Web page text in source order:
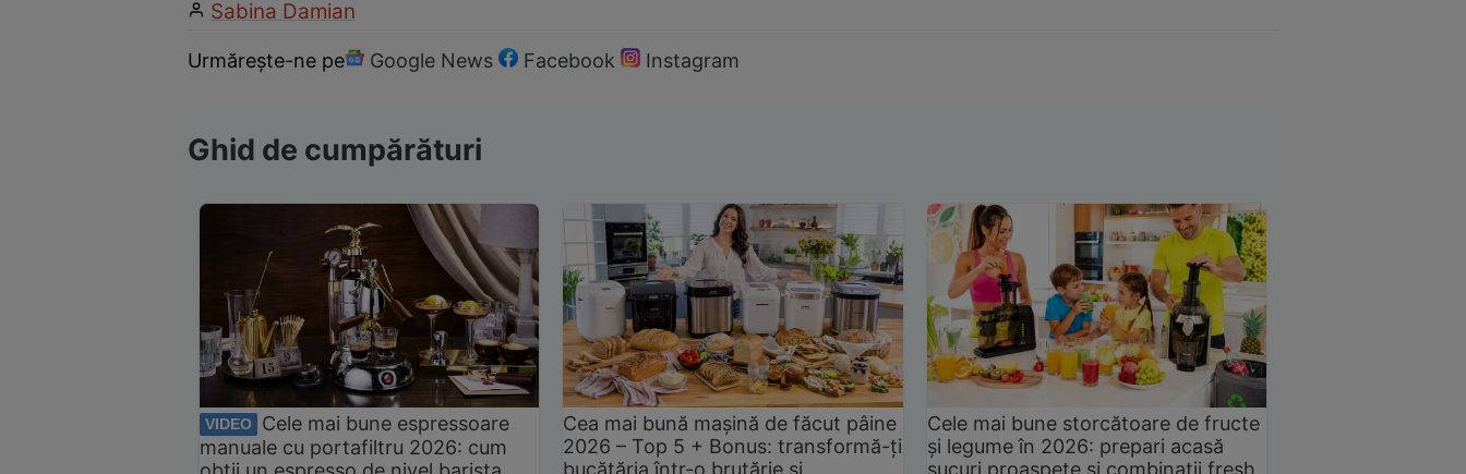
Sabina Damian
Urmărește-ne pe Google News Facebook Instagram
Ghid de cumpărături
VIDEO
Cele mai bune espressoare
manuale cu portafiltru 2026: cum
Cea mai bună mașină de făcut pâine
2026 – Top 5 + Bonus: transformă-ți
bucătăria într-o brutărie și
Cele mai bune storcătoare de fructe
și legume în 2026: prepari acasă
sucuri proaspete și combinații fresh